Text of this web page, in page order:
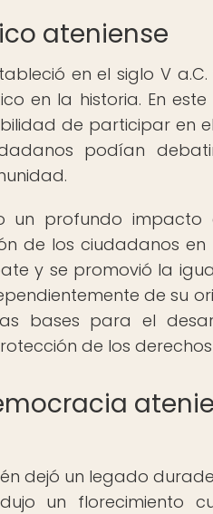
ateniense
en el siglo V
en la historia. En
de participar en
podían
un profundo
de los ciudadanos en
y se promovió la
de su
bases para el
de los derechos
dejó un legado
un florecimiento